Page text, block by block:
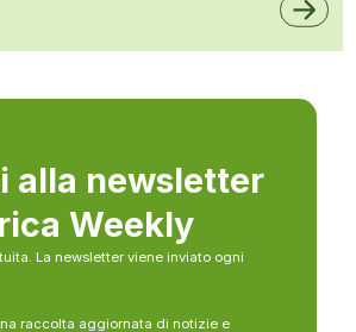
alla newsletter
Weekly
La newsletter viene inviato ogni
raccolta aggiornata di notizie e